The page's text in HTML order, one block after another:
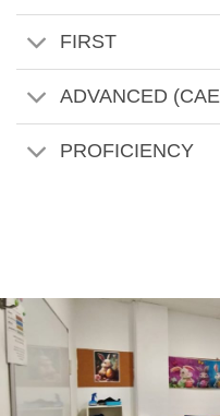
FIRST
ADVANCED
PROFICIENCY